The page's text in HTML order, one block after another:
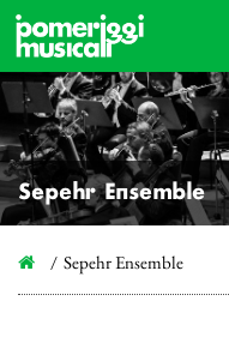
Sepehr Ensemble
Sepehr Ensemble